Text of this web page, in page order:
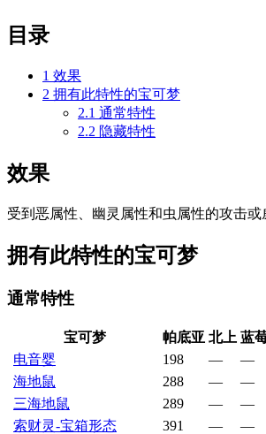
目录
1 效果
2 拥有此特性的宝可梦
2.1 通常特性
2.2 隐藏特性
效果
受到恶属性、幽灵属性和虫属性的攻击或
拥有此特性的宝可梦
通常特性
宝可梦 帕底亚 北上 蓝
电音婴
198 — —
海地鼠
288 — —
三海地鼠
289 — —
索财灵-宝箱形态
391 — —